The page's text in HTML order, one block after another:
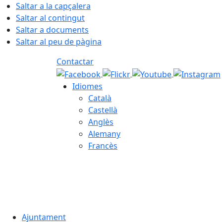
Saltar a la capçalera
Saltar al contingut
Saltar a documents
Saltar al peu de pàgina
Contactar
Idiomes
Català
Castellà
Anglès
Alemany
Francès
Ajuntament